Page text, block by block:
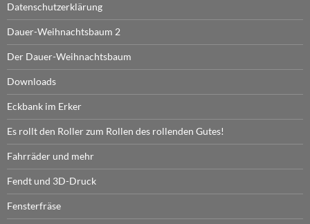
Datenschutzerklärung
Dauer-Weihnachtsbaum 2
Der Dauer-Weihnachtsbaum
Downloads
Eckbank im Erker
Es rollt den Roller zum Rollen des rollenden Gutes!
Fahrräder und mehr
Fendt und 3D-Druck
Fensterfräse